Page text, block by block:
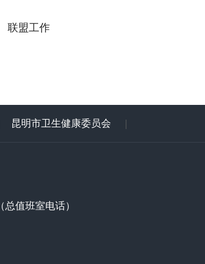
联盟工作
昆明市卫生健康委员会 |
（总值班室电话）